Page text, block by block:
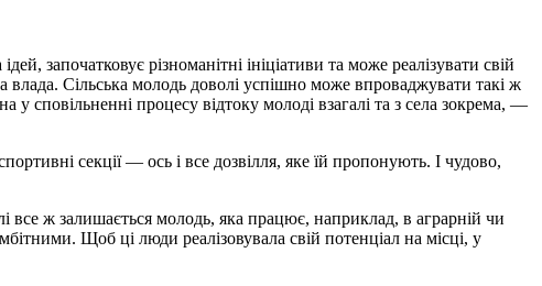
започатковує різноманітні ініціативи та може реалізувати свій
влада. Сільська молодь доволі успішно може впроваджувати такі ж
сповільненні процесу відтоку молоді взагалі та з села зокрема, —
секції — ось і все дозвілля, яке їй пропонують. І чудово,
ж залишається молодь, яка працює, наприклад, в аграрній чи
Щоб ці люди реалізовувала свій потенціал на місці, у